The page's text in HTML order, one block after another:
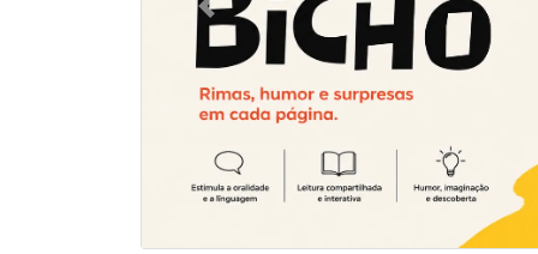
Previous